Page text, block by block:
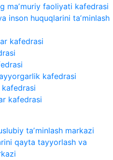
maʼmuriy faoliyati kafedrasi
inson huquqlarini taʼminlash
kafedrasi
kafedrasi
kafedrasi
taʼminlash markazi
qayta tayyorlash va